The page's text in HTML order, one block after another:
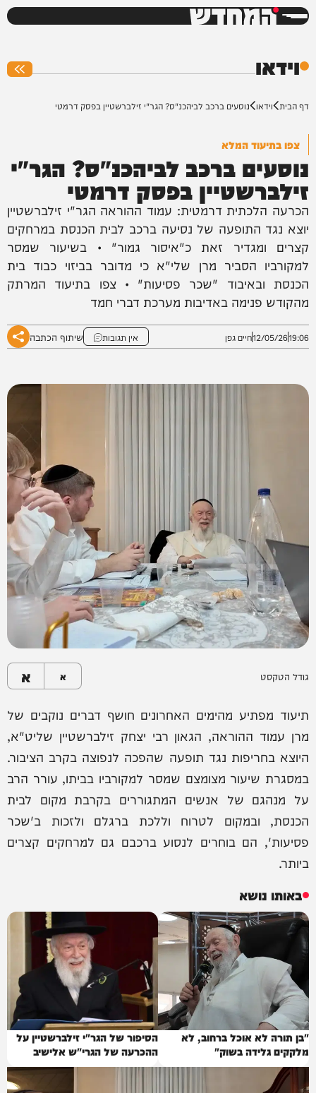
המחדש
וידאו
דף הבית וידאו נוסעים ברכב לביהכנ"ס? הגר"י זילברשטיין בפסק דרמטי
צפו בתיעוד המלא
נוסעים ברכב לביהכנ"ס? הגר"י
זילברשטיין בפסק דרמטי
הכרעה הלכתית דרמטית: עמוד ההוראה הגר"י זילברשטיין
יוצא נגד התופעה של נסיעה ברכב לבית הכנסת במרחקים
קצרים ומגדיר זאת כ"איסור גמור" • בשיעור שמסר
למקורביו הסביר מרן שלי"א כי מדובר בביזוי כבוד בית
הכנסת ובאיבוד "שכר פסיעות" • צפו בתיעוד המרתק
מהקודש פנימה באדיבות מערכת דברי חמד
19:06
12/05/26חיים גפן אין תגובות שיתוף הכתבה
גודל הטקסט א א
תיעוד מפתיע מהימים האחרונים חושף דברים נוקבים של
מרן עמוד ההוראה, הגאון רבי יצחק זילברשטיין שליט"א,
היוצא בחריפות נגד תופעה שהפכה לנפוצה בקרב הציבור.
במסגרת שיעור מצומצם שמסר למקורביו בביתו, עורר הרב
על מנהגם של אנשים המתגוררים בקרבת מקום לבית
הכנסת, ובמקום לטרוח וללכת ברגלם ולזכות ב'שכר
פסיעות', הם בוחרים לנסוע ברכבם גם למרחקים קצרים
ביותר.
באותו נושא
"בן תורה לא אוכל ברחוב, לא
מלקקים גלידה בשוק"
הסיפור של הגר"י זילברשטיין על
ההכרעה של הגרי"ש אלישיב